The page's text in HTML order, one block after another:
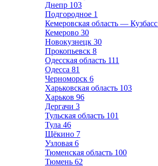
Днепр 103
Подгородное 1
Кемеровская область — Кузбасс
Кемерово 30
Новокузнецк 30
Прокопьевск 8
Одесская область 111
Одесса 81
Черноморск 6
Харьковская область 103
Харьков 96
Дергачи 3
Тульская область 101
Тула 46
Щёкино 7
Узловая 6
Тюменская область 100
Тюмень 62